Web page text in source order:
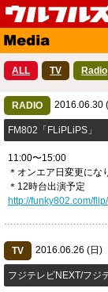
Top
Media
Profile
Fanclub
Contact
ALL TV Radio
RADIO 2016.06.30
FM802「FLiPLiPS」
11:00〜15:00
＊オンエア日変更にな
＊12時台出演予定
http://funky802.com/flip/
TV 2016.06.26 (日)
フジテレビNEXT/フジ